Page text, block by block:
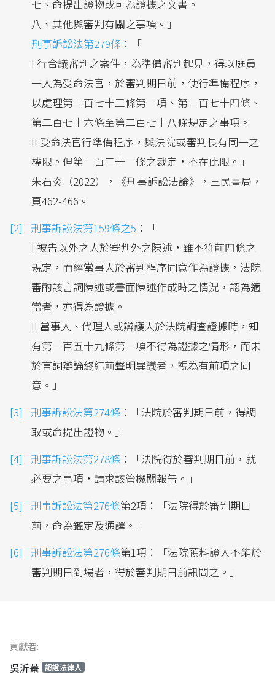
七、命提出證物或可為證據之文書。
八、其他與審判有關之事項。」
刑事訴訟法第279條 ：「
I 行合議審判之案件，為準備審判起見，得以庭員
一人為受命法官，於審判期日前，使行準備程序，
以處理第二百七十三條第一項、第二百七十四條、
第二百七十六條至第二百七十八條規定之事項。
II 受命法官行準備程序，與法院或審判長有同一之
權限。但第一百二十一條之裁定，不在此限。」
朱石炎（2022），《刑事訴訟法論》，三民書局，
頁462-466。
刑事訴訟法第159條之5 ：「
I 被告以外之人於審判外之陳述，雖不符前四條之
規定，而經當事人於審判程序同意作為證據，法院
審酌該言詞陳述或書面陳述作成時之情況，認為適
當者，亦得為證據。
II 當事人、代理人或辯護人於法院調查證據時，知
有第一百五十九條第一項不得為證據之情形，而未
於言詞辯論終結前聲明異議者，視為有前項之同
意。」
刑事訴訟法第274條 ：「法院於審判期日前，得調
取或命提出證物。」
刑事訴訟法第278條 ：「法院得於審判期日前，就
必要之事項，請求該管機關報告。」
刑事訴訟法第276條第2項：「法院得於審判期日
前，命為鑑定及通譯。」
刑事訴訟法第276條第1項：「法院預料證人不能於
審判期日到場者，得於審判期日前訊問之。」
貢獻者:
吳沂蓁 認證法律人